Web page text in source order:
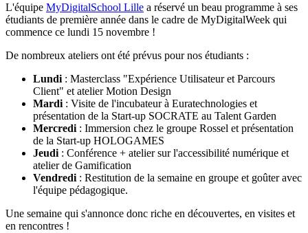
L'équipe MyDigitalSchool Lille a réservé un beau programme à ses
étudiants de première année dans le cadre de MyDigitalWeek qui
commence ce lundi 15 novembre !
De nombreux ateliers ont été prévus pour nos étudiants :
Lundi: Masterclass "Expérience Utilisateur et Parcours
Client" et atelier Motion Design
Mardi: Visite de l'incubateur à Euratechnologies et
présentation de la Start-up SOCRATE au Talent Garden
Mercredi: Immersion chez le groupe Rossel et présentation
de la Start-up HOLOGAMES
Jeudi: Conférence + atelier sur l'accessibilité numérique et
atelier de Gamification
Vendredi: Restitution de la semaine en groupe et goûter avec
l'équipe pédagogique.
Une semaine qui s'annonce donc riche en découvertes, en visites et
en rencontres !